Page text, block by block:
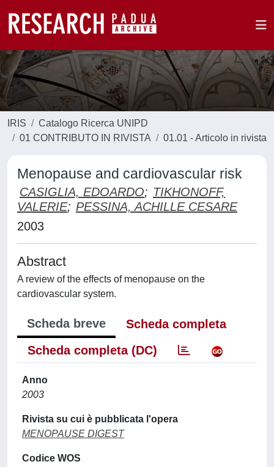
IRIS
Catalogo Ricerca UNIPD
01 CONTRIBUTO IN RIVISTA
01.01 - Articolo in rivista
Menopause and cardiovascular risk
CASIGLIA, EDOARDO; TIKHONOFF,
VALERIE; PESSINA, ACHILLE CESARE
2003
Abstract
A review of the effects of menopause on the
cardiovascular system.
Scheda breve
Scheda completa
Scheda completa (DC)
Anno
2003
Rivista su cui è pubblicata l'opera
MENOPAUSE DIGEST
Codice WOS